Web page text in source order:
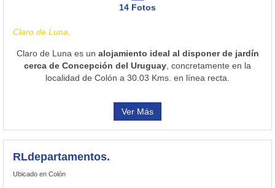
14 Fotos
Claro de Luna,
Claro de Luna es un alojamiento ideal al disponer de jardín
cerca de Concepción del Uruguay , concretamente en la
localidad de Colón a 30.03 Kms. en línea recta.
Ver Más
RLdepartamentos.
Ubicado en Colón